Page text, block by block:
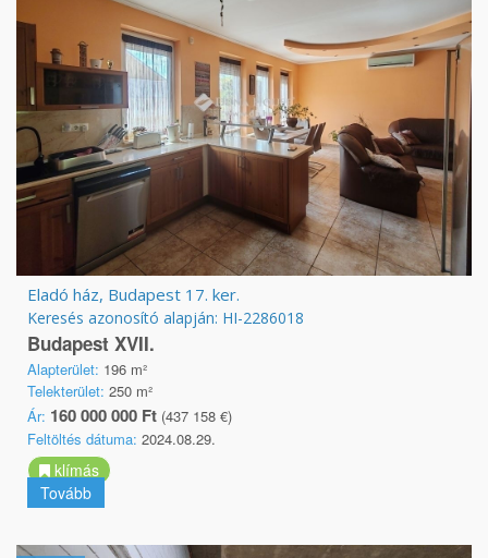
Eladó ház, Budapest 17. ker.
Keresés azonosító alapján: HI-2286018
Budapest XVII.
Alapterület: 196 m²
Telekterület: 250 m²
Ár: 160 000 000 Ft (437 158 €)
Feltöltés dátuma: 2024.08.29.
klímás
Tovább